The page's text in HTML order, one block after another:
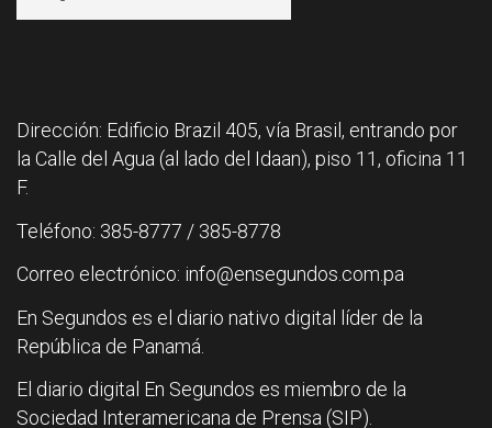
Dirección: Edificio Brazil 405, vía Brasil, entrando por
la Calle del Agua (al lado del Idaan), piso 11, oficina 11
F.
Teléfono: 385-8777 / 385-8778
Correo electrónico: info@ensegundos.com.pa
En Segundos es el diario nativo digital líder de la
República de Panamá.
El diario digital En Segundos es miembro de la
Sociedad Interamericana de Prensa (SIP).